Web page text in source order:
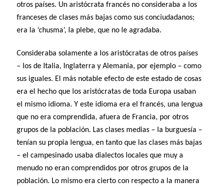
otros países. Un aristócrata francés no consideraba a los
franceses de clases más bajas como sus conciudadanos;
era la ‘chusma’, la plebe, que no le agradaba.
Consideraba solamente a los aristócratas de otros países
– los de Italia, Inglaterra y Alemania, por ejemplo – como
sus iguales. El más notable efecto de este estado de cosas
era el hecho que los aristócratas de toda Europa usaban
el mismo idioma. Y este idioma era el francés, una lengua
que no era comprendida, afuera de Francia, por otros
grupos de la población. Las clases medias – la burguesía –
tenían su propia lengua, en tanto que las clases más bajas
– el campesinado usaba dialectos locales que muy a
menudo no eran comprendidos por otros grupos de la
población. Lo mismo era cierto con respecto a la manera